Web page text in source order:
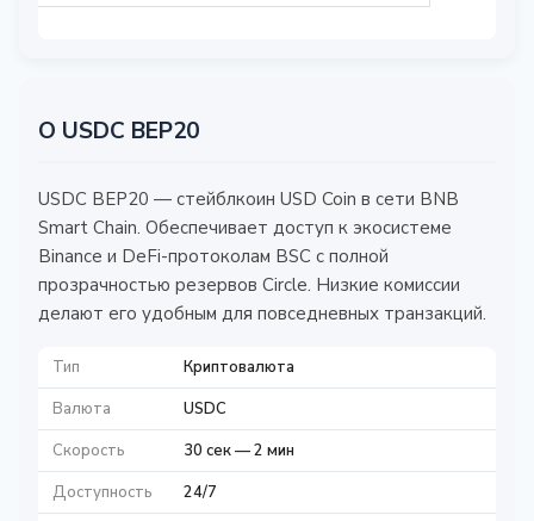
О USDC BEP20
USDC BEP20 — стейблкоин USD Coin в сети BNB
Smart Chain. Обеспечивает доступ к экосистеме
Binance и DeFi-протоколам BSC с полной
прозрачностью резервов Circle. Низкие комиссии
делают его удобным для повседневных транзакций.
Тип
Криптовалюта
Валюта
USDC
Скорость
30 сек — 2 мин
Доступность
24/7